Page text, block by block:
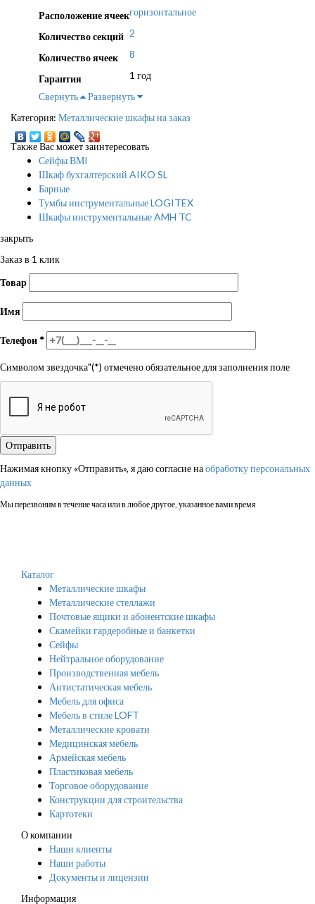
Расположение ячеекгоризонтальное
Количество секций 2
Количество ячеек 8
Гарантия
1 год
Свернуть
Развернуть
Категория: Металлические шкафы на заказ
Также Вас может заинтересовать
Сейфы ВМI
Шкаф бухгалтерский AIKO SL
Барные
Тумбы инструментальные LOGITEX
Шкафы инструментальные AMH TC
закрыть
Заказ в 1 клик
Товар
Имя
Телефон *
Символом звездочка"(*) отмечено обязательное для заполнения поле
Нажимая кнопку «Отправить», я даю согласие наобработку персональных
данных
Мы перезвоним в течение часа или в любое другое, указанное вами время
Каталог
Металлические шкафы
Металлические стеллажи
Почтовые ящики и абонентские шкафы
Скамейки гардеробные и банкетки
Сейфы
Нейтральное оборудование
Производственная мебель
Антистатическая мебель
Мебель для офиса
Мебель в стиле LOFT
Металлические кровати
Медицинская мебель
Армейская мебель
Пластиковая мебель
Торговое оборудование
Конструкции для строительства
Картотеки
О компании
Наши клиенты
Наши работы
Документы и лицензии
Информация